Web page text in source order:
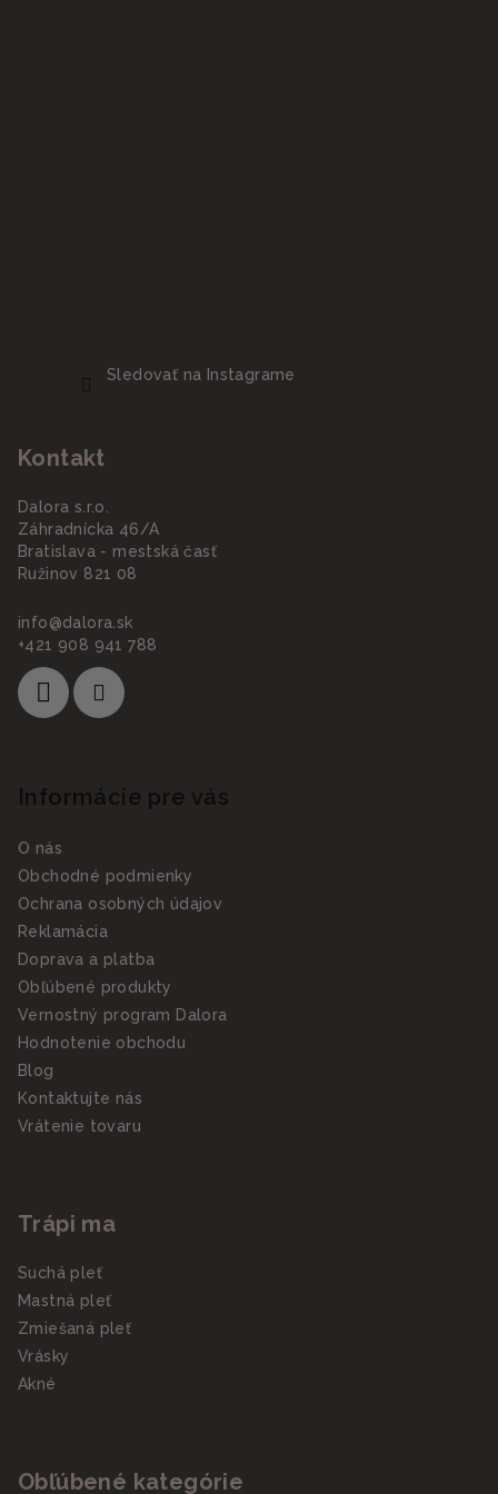
Sledovať na Instagrame
Kontakt
Dalora s.r.o.
Záhradnícka 46/A
Bratislava - mestská časť
Ružinov 821 08
info@dalora.sk
+421 908 941 788
Informácie pre vás
O nás
Obchodné podmienky
Ochrana osobných údajov
Reklamácia
Doprava a platba
Obľúbené produkty
Vernostný program Dalora
Hodnotenie obchodu
Blog
Kontaktujte nás
Vrátenie tovaru
Trápi ma
Suchá pleť
Mastná pleť
Zmiešaná pleť
Vrásky
Akné
Obľúbené kategórie